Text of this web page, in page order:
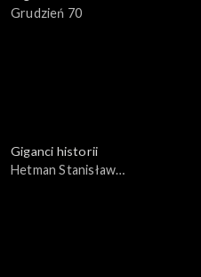
Grudzień 70
Giganci historii
Hetman Stanisław